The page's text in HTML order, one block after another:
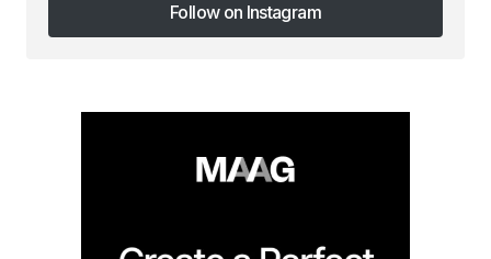
Follow on Instagram
Follow on Instagram